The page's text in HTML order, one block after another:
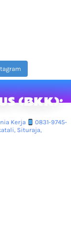
(BKK):
Kerja
0831-9745-
Situraja,